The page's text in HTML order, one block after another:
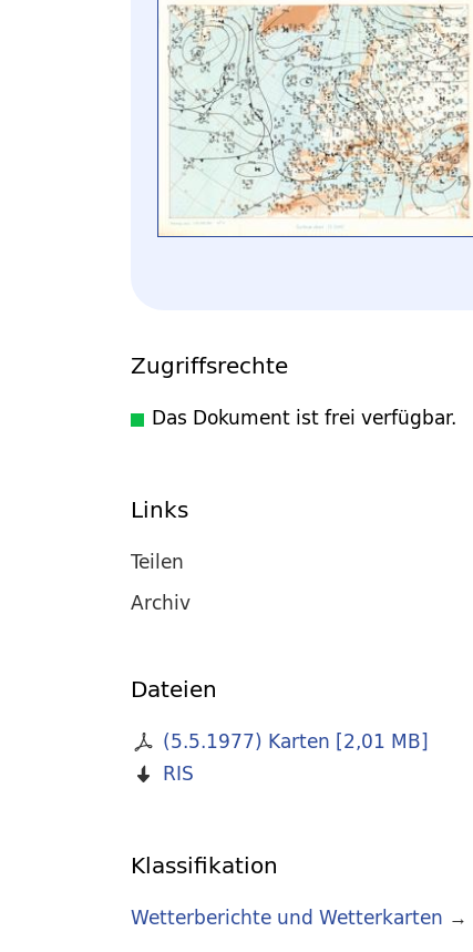
Zugriffsrechte
Das Dokument ist frei verfügbar.
Links
Teilen
Archiv
Dateien
(5.5.1977) Karten [2,01 MB]
RIS
Klassifikation
Wetterberichte und Wetterkarten →